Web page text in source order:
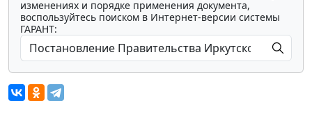
изменениях и порядке применения документа,
воспользуйтесь поиском в Интернет-версии системы
ГАРАНТ: